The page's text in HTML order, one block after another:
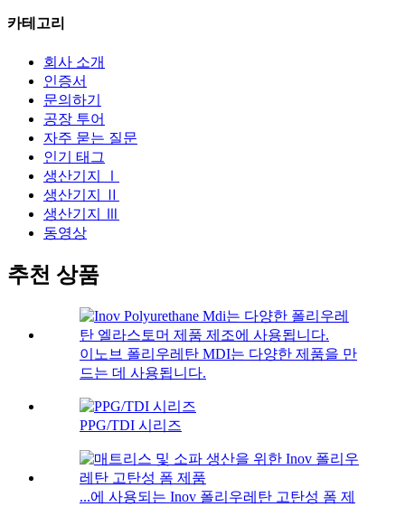
카테고리
회사 소개
인증서
문의하기
공장 투어
자주 묻는 질문
인기 태그
생산기지 Ⅰ
생산기지 Ⅱ
생산기지 Ⅲ
동영상
추천 상품
이노브 폴리우레탄 MDI는 다양한 제품을 만
드는 데 사용됩니다.
PPG/TDI 시리즈
...에 사용되는 Inov 폴리우레탄 고탄성 폼 제